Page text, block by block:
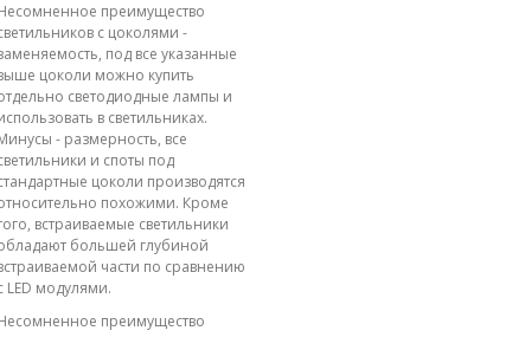
преимущество
с цоколями -
под все указанные
цоколи можно купить
светодиодные лампы и
в светильниках.
- размерность, все
и споты под
цоколи производятся
похожими. Кроме
встраиваемые светильники
большей глубиной
части по сравнению
LED модулями.
преимущество